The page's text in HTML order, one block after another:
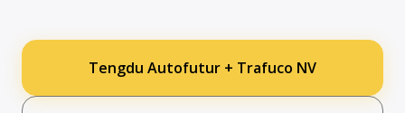
Tengdu Autofutur + Trafuco NV